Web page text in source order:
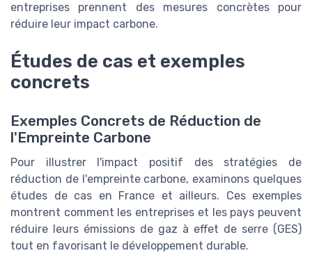
entreprises prennent des mesures concrètes pour
réduire leur impact carbone.
Études de cas et exemples
concrets
Exemples Concrets de Réduction de
l'Empreinte Carbone
Pour illustrer l'impact positif des stratégies de
réduction de l'empreinte carbone, examinons quelques
études de cas en France et ailleurs. Ces exemples
montrent comment les entreprises et les pays peuvent
réduire leurs émissions de gaz à effet de serre (GES)
tout en favorisant le développement durable.